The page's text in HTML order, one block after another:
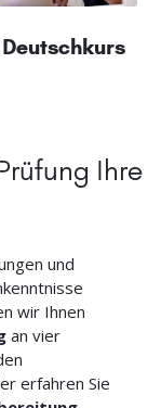
Ihre
und
wir Ihnen
an vier
erfahren Sie